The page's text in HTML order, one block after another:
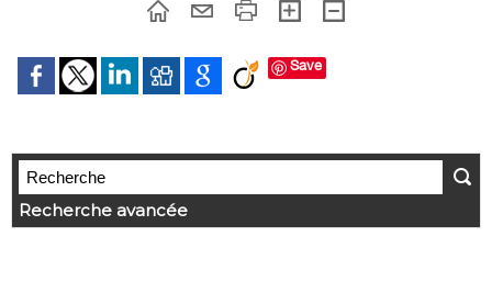
Save
Recherche avancée